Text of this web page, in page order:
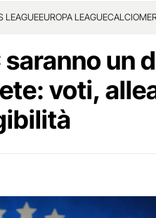
LEAGUEEUROPA LEAGUE
saranno un
voti,